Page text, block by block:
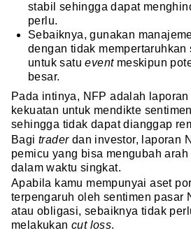
stabil sehingga dapat
perlu.
Sebaiknya, gunakan
dengan tidak
untuk satueventmeskipun
besar.
Pada intinya, NFP adalah
kekuatan untuk mendikte
sehingga tidak dapat dianggap
Bagi trader dan investor, laporan
pemicu yang bisa mengubah
dalam waktu singkat.
Apabila kamu mempunyai aset
terpengaruh oleh sentimen pasar
atau obligasi, sebaiknya tidak
melakukancut loss.